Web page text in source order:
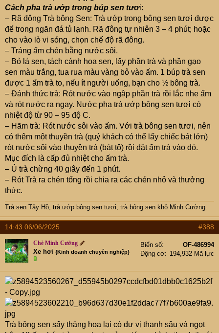
Cách pha trà ướp trong búp sen tươi:
– Rã đông Trà bông Sen: Trà ướp trong bông sen tươi được
để trong ngăn đá tủ lạnh. Rã đông tự nhiên 3 – 4 phút; hoặc
cho vào lò vi sóng, chọn chế độ rã đông.
– Tráng ấm chén bằng nước sôi.
– Bỏ lá sen, tách cánh hoa sen, lấy phần trà và phần gạo
sen màu trắng, tua rua màu vàng bỏ vào ấm. 1 búp trà sen
được 1 ấm trà to, nếu ít người uống, bạn cho ½ bông trà.
– Đánh thức trà: Rót nước vào ngập phần trà rồi lắc nhẹ ấm
và rót nước ra ngay. Nước pha trà ướp bông sen tươi có
nhiệt độ từ 90 – 95 độ C.
– Hãm trà: Rót nước sôi vào ấm. Với trà bông sen tươi, nên
có thêm một thuyền trà (quý khách có thể lấy chiếc bát lớn)
rót nước sôi vào thuyền trà (bát tô) rồi đặt ấm trà vào đó.
Mục đích là cấp đủ nhiệt cho ấm trà.
– Ủ trà chừng 40 giây đến 1 phút.
– Rót Trà ra chén tống rồi chia ra các chén nhỏ và thưởng
thức.
Trà sen Tây Hồ, trà ướp bông sen tươi, trà bông sen khô Minh Cường.
14:43 06/06/2025 #388
Chè Minh Cường
Xe hơi {Kinh doanh chuyên nghiệp}
Biển số
OF-486994
Động cơ
194,932 Mã lực
Trà bông sen sấy thăng hoa lại có dư vị thanh sâu và ngọt